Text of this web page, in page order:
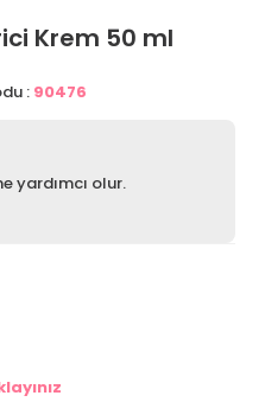
Krem 50 ml
: 90476
yardımcı olur.